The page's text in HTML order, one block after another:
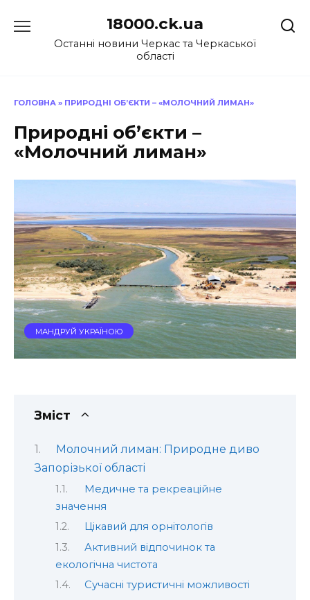
до
18000.ck.ua
Останні новини Черкас та Черкаської
області
ГОЛОВНА » ПРИРОДНІ ОБ’ЄКТИ – «МОЛОЧНИЙ ЛИМАН»
Природні об’єкти –
«Молочний лиман»
МАНДРУЙ УКРАЇНОЮ
Зміст
Молочний лиман: Природне диво
Запорізької області
Медичне та рекреаційне
значення
Цікавий для орнітологів
Активний відпочинок та
екологічна чистота
Сучасні туристичні можливості